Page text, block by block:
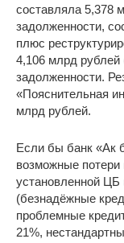
составляла 5,378
задолженности,
плюс
4,106 млрд
задолженности.
«Пояснительная
млрд рублей.
Если бы банк «Ак
возможные потери
установленной
(безнадёжные
проблемные
21%,